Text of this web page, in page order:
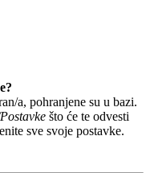
a, pohranjene su u bazi.
što će te odvesti
sve svoje postavke.